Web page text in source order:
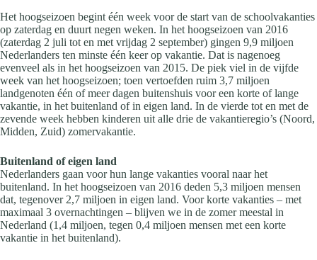
Het hoogseizoen begint één week voor de start van de schoolvakanties
op zaterdag en duurt negen weken. In het hoogseizoen van 2016
(zaterdag 2 juli tot en met vrijdag 2 september) gingen 9,9 miljoen
Nederlanders ten minste één keer op vakantie. Dat is nagenoeg
evenveel als in het hoogseizoen van 2015. De piek viel in de vijfde
week van het hoogseizoen; toen vertoefden ruim 3,7 miljoen
landgenoten één of meer dagen buitenshuis voor een korte of lange
vakantie, in het buitenland of in eigen land. In de vierde tot en met de
zevende week hebben kinderen uit alle drie de vakantieregio’s (Noord,
Midden, Zuid) zomervakantie.
Buitenland of eigen land
Nederlanders gaan voor hun lange vakanties vooral naar het
buitenland. In het hoogseizoen van 2016 deden 5,3 miljoen mensen
dat, tegenover 2,7 miljoen in eigen land. Voor korte vakanties – met
maximaal 3 overnachtingen – blijven we in de zomer meestal in
Nederland (1,4 miljoen, tegen 0,4 miljoen mensen met een korte
vakantie in het buitenland).